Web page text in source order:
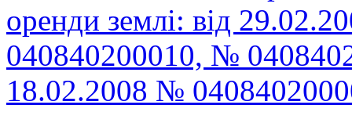
оренди землі: від
040840200010, №
18.02.2008 №